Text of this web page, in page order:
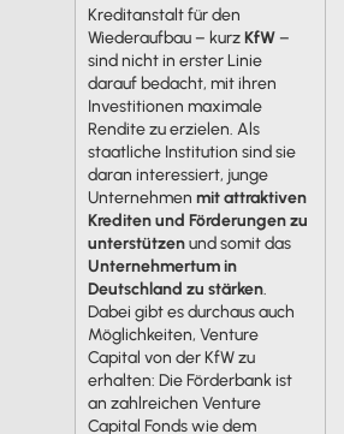
Kreditanstalt für den
Wiederaufbau – kurzKfW–
sind nicht in erster Linie
darauf bedacht, mit ihren
Investitionen maximale
Rendite zu erzielen. Als
staatliche Institution sind sie
daran interessiert, junge
Unternehmen mit attraktiven
Krediten und Förderungen zu
unterstützenund somit das
Unternehmertum in
Deutschland zu stärken.
Dabei gibt es durchaus auch
Möglichkeiten, Venture
Capital von der KfW zu
erhalten: Die Förderbank ist
an zahlreichen Venture
Capital Fonds wie dem